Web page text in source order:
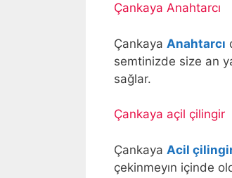
Çankaya Anahtarcı
Çankaya Anahtarcı
semtinizde size an
sağlar.
Çankaya açil çilingir
Çankaya Acil
çekinmeyın içinde